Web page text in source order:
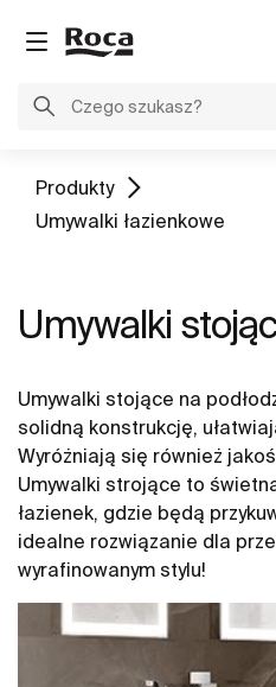
Produkty
Umywalki łazienkowe
Umywalki
Umywalki stojące na
solidną konstrukcję,
Wyróżniają się również
Umywalki strojące to
łazienek, gdzie będą
idealne rozwiązanie dla
wyrafinowanym stylu!